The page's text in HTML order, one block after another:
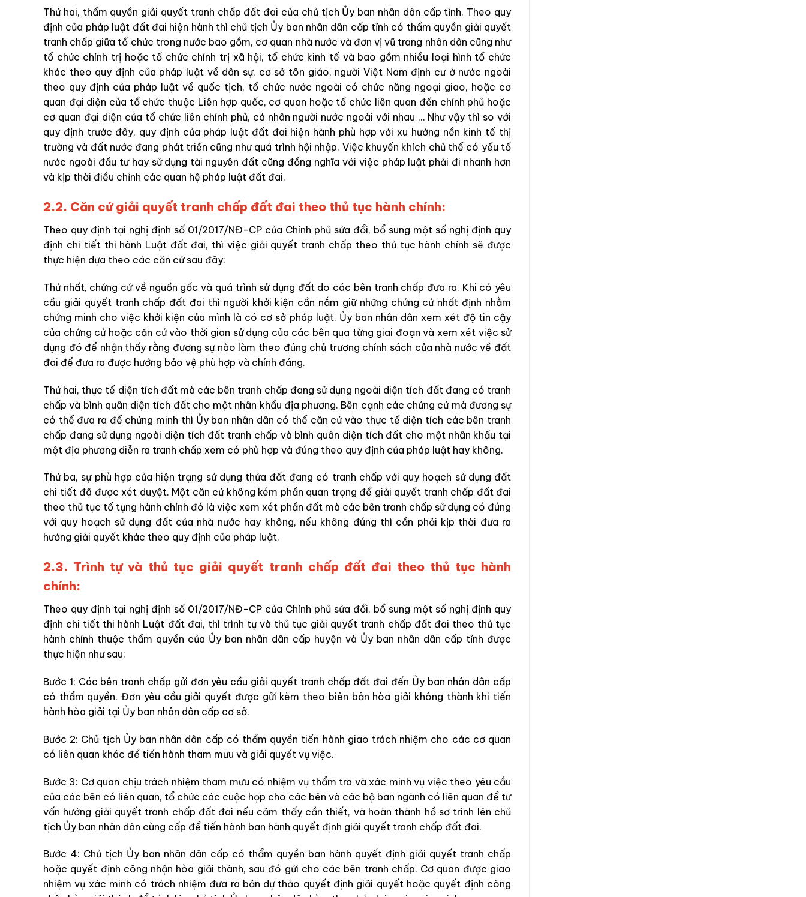
Thứ hai, thẩm quyền giải quyết tranh chấp đất đai của chủ tịch Ủy ban nhân dân cấp tỉnh. Theo quy
định của pháp luật đất đai hiện hành thì chủ tịch Ủy ban nhân dân cấp tỉnh có thẩm quyền giải quyết
tranh chấp giữa tổ chức trong nước bao gồm, cơ quan nhà nước và đơn vị vũ trang nhân dân cũng như
tổ chức chính trị hoặc tổ chức chính trị xã hội, tổ chức kinh tế và bao gồm nhiều loại hình tổ chức
khác theo quy định của pháp luật về dân sự, cơ sở tôn giáo, người Việt Nam định cư ở nước ngoài
theo quy định của pháp luật về quốc tịch, tổ chức nước ngoài có chức năng ngoại giao, hoặc cơ
quan đại diện của tổ chức thuộc Liên hợp quốc, cơ quan hoặc tổ chức liên quan đến chính phủ hoặc
cơ quan đại diện của tổ chức liên chính phủ, cá nhân người nước ngoài với nhau … Như vậy thì so với
quy định trước đây, quy định của pháp luật đất đai hiện hành phù hợp với xu hướng nền kinh tế thị
trường và đất nước đang phát triển cũng như quá trình hội nhập. Việc khuyến khích chủ thể có yếu tố
nước ngoài đầu tư hay sử dụng tài nguyên đất cũng đồng nghĩa với việc pháp luật phải đi nhanh hơn
và kịp thời điều chỉnh các quan hệ pháp luật đất đai.
2.2. Căn cứ giải quyết tranh chấp đất đai theo thủ tục hành chính:
Theo quy định tại nghị định số 01/2017/NĐ-CP của Chính phủ sửa đổi, bổ sung một số nghị định quy
định chi tiết thi hành Luật đất đai, thì việc giải quyết tranh chấp theo thủ tục hành chính sẽ được
thực hiện dựa theo các căn cứ sau đây:
Thứ nhất, chứng cứ về nguồn gốc và quá trình sử dụng đất do các bên tranh chấp đưa ra. Khi có yêu
cầu giải quyết tranh chấp đất đai thì người khởi kiện cần nắm giữ những chứng cứ nhất định nhằm
chứng minh cho việc khởi kiện của mình là có cơ sở pháp luật. Ủy ban nhân dân xem xét độ tin cậy
của chứng cứ hoặc căn cứ vào thời gian sử dụng của các bên qua từng giai đoạn và xem xét việc sử
dụng đó để nhận thấy rằng đương sự nào làm theo đúng chủ trương chính sách của nhà nước về đất
đai để đưa ra được hướng bảo vệ phù hợp và chính đáng.
Thứ hai, thực tế diện tích đất mà các bên tranh chấp đang sử dụng ngoài diện tích đất đang có tranh
chấp và bình quân diện tích đất cho một nhân khẩu địa phương. Bên cạnh các chứng cứ mà đương sự
có thể đưa ra để chứng minh thì Ủy ban nhân dân có thể căn cứ vào thực tế diện tích các bên tranh
chấp đang sử dụng ngoài diện tích đất tranh chấp và bình quân diện tích đất cho một nhân khẩu tại
một địa phương diễn ra tranh chấp xem có phù hợp và đúng theo quy định của pháp luật hay không.
Thứ ba, sự phù hợp của hiện trạng sử dụng thửa đất đang có tranh chấp với quy hoạch sử dụng đất
chi tiết đã được xét duyệt. Một căn cứ không kém phần quan trọng để giải quyết tranh chấp đất đai
theo thủ tục tố tụng hành chính đó là việc xem xét phần đất mà các bên tranh chấp sử dụng có đúng
với quy hoạch sử dụng đất của nhà nước hay không, nếu không đúng thì cần phải kịp thời đưa ra
hướng giải quyết khác theo quy định của pháp luật.
2.3. Trình tự và thủ tục giải quyết tranh chấp đất đai theo thủ tục hành
chính:
Theo quy định tại nghị định số 01/2017/NĐ-CP của Chính phủ sửa đổi, bổ sung một số nghị định quy
định chi tiết thi hành Luật đất đai, thì trình tự và thủ tục giải quyết tranh chấp đất đai theo thủ tục
hành chính thuộc thẩm quyền của Ủy ban nhân dân cấp huyện và Ủy ban nhân dân cấp tỉnh được
thực hiện như sau:
Bước 1: Các bên tranh chấp gửi đơn yêu cầu giải quyết tranh chấp đất đai đến Ủy ban nhân dân cấp
có thẩm quyền. Đơn yêu cầu giải quyết được gửi kèm theo biên bản hòa giải không thành khi tiến
hành hòa giải tại Ủy ban nhân dân cấp cơ sở.
Bước 2: Chủ tịch Ủy ban nhân dân cấp có thẩm quyền tiến hành giao trách nhiệm cho các cơ quan
có liên quan khác để tiến hành tham mưu và giải quyết vụ việc.
Bước 3: Cơ quan chịu trách nhiệm tham mưu có nhiệm vụ thẩm tra và xác minh vụ việc theo yêu cầu
của các bên có liên quan, tổ chức các cuộc họp cho các bên và các bộ ban ngành có liên quan để tư
vấn hướng giải quyết tranh chấp đất đai nếu cảm thấy cần thiết, và hoàn thành hồ sơ trình lên chủ
tịch Ủy ban nhân dân cùng cấp để tiến hành ban hành quyết định giải quyết tranh chấp đất đai.
Bước 4: Chủ tịch Ủy ban nhân dân cấp có thẩm quyền ban hành quyết định giải quyết tranh chấp
hoặc quyết định công nhận hòa giải thành, sau đó gửi cho các bên tranh chấp. Cơ quan được giao
nhiệm vụ xác minh có trách nhiệm đưa ra bản dự thảo quyết định giải quyết hoặc quyết định công